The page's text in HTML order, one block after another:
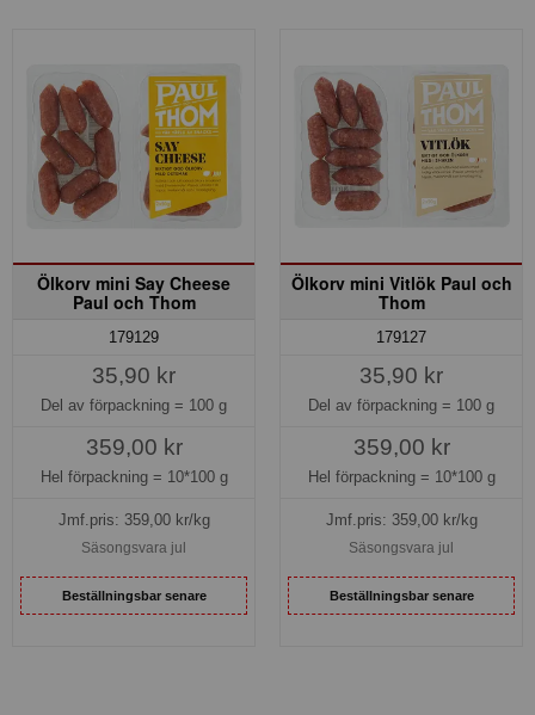
Ölkorv mini Say Cheese
Paul och Thom
179129
35,90 kr
Del av förpackning = 100 g
359,00 kr
Hel förpackning = 10*100 g
Jmf.pris: 359,00kr/kg
Säsongsvara jul
Beställningsbar senare
Ölkorv mini Vitlök Paul och
Thom
179127
35,90 kr
Del av förpackning = 100 g
359,00 kr
Hel förpackning = 10*100 g
Jmf.pris: 359,00kr/kg
Säsongsvara jul
Beställningsbar senare